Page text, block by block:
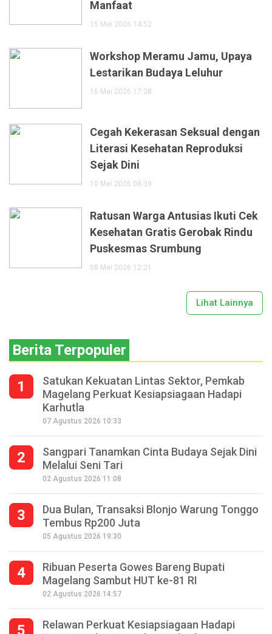
Manfaat
15 Mei 2026 14:52
Workshop Meramu Jamu, Upaya
Lestarikan Budaya Leluhur
16 Mei 2026 17:28
Cegah Kekerasan Seksual dengan
Literasi Kesehatan Reproduksi
Sejak Dini
10 Mei 2026 08:39
Ratusan Warga Antusias Ikuti Cek
Kesehatan Gratis Gerobak Rindu
Puskesmas Srumbung
08 Mei 2026 12:21
Lihat Lainnya
Berita Terpopuler
1
Satukan Kekuatan Lintas Sektor, Pemkab
Magelang Perkuat Kesiapsiagaan Hadapi
Karhutla
07 Agustus 2026 10:33
2
Sangpari Tanamkan Cinta Budaya Sejak Dini
Melalui Seni Tari
02 Agustus 2026 11:08
3
Dua Bulan, Transaksi Blonjo Warung Tonggo
Tembus Rp200 Juta
05 Agustus 2026 19:30
4
Ribuan Peserta Gowes Bareng Bupati
Magelang Sambut HUT ke-81 RI
02 Agustus 2026 14:57
5
Relawan Perkuat Kesiapsiagaan Hadapi